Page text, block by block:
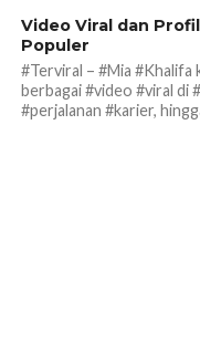
Video Viral dan
Populer
#Terviral – #Mia #Khalifa
berbagai #video #viral di
#perjalanan #karier,